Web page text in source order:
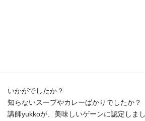
いかがでしたか？
知らないスープやカレーばかりでしたか？
講師yukkoが、美味しいゲーンに認定しま